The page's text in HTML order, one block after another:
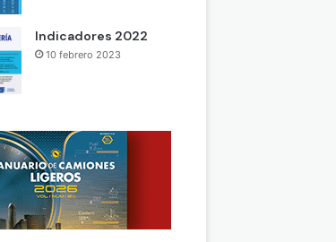
Indicadores 2022
10 febrero 2023